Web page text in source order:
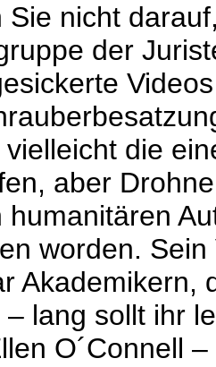
Sie nicht
der
vielleicht die
aber
humanitären
worden.
Akademikern,
– lang sollt ihr
O´Connell